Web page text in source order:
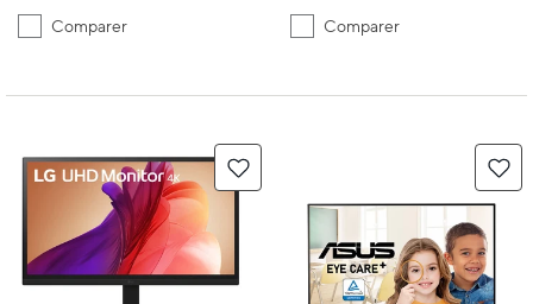
Comparer Comparer